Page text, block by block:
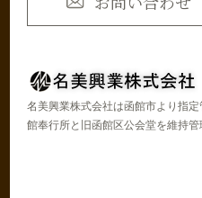
名美興業株式会社は函館市より指
館奉行所と旧函館区公会堂を維持管